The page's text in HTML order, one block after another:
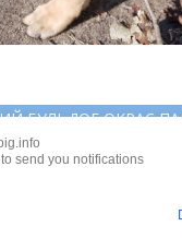
БУЛЬДОГ ОКРАС
send you notifications